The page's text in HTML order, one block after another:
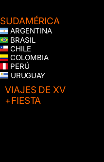
SUDAMÉRICA
ARGENTINA
BRASIL
CHILE
COLOMBIA
PERÚ
URUGUAY
VIAJES DE XV
+FIESTA